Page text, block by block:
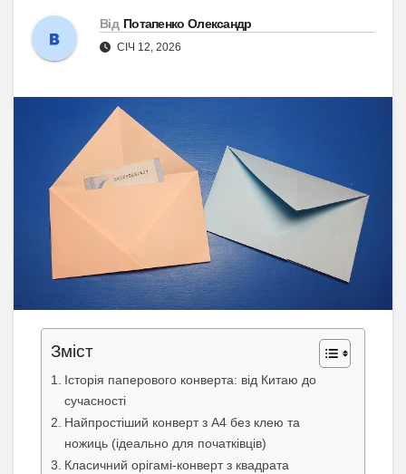
Від Потапенко Олександр
СІЧ 12, 2026
Зміст
Історія паперового конверта: від Китаю до
сучасності
Найпростіший конверт з А4 без клею та
ножиць (ідеально для початківців)
Класичний орігамі-конверт з квадрата